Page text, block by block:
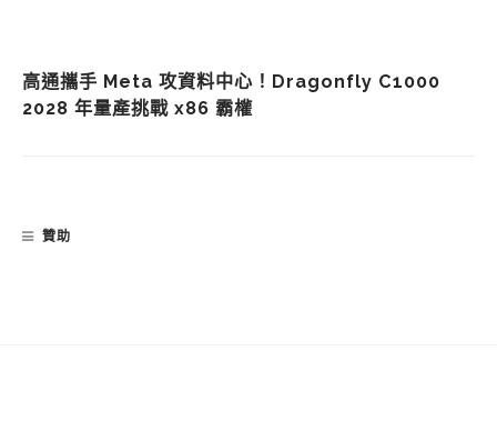
高通攜手 Meta 攻資料中心！Dragonfly C1000
2028 年量產挑戰 x86 霸權
贊助